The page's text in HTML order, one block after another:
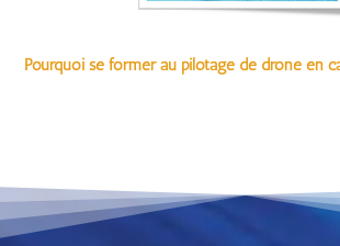
Pourquoi se former au pilotage de drone en